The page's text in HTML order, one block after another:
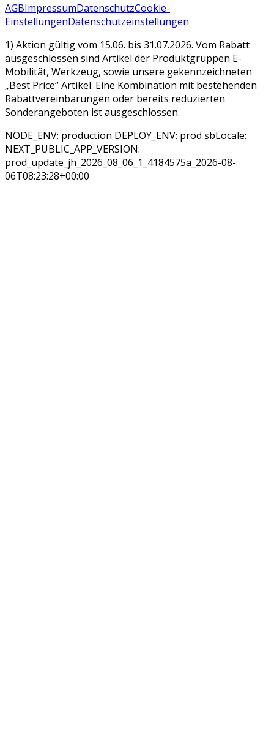
AGBImpressumDatenschutzCookie-
EinstellungenDatenschutzeinstellungen
1) Aktion gültig vom 15.06. bis 31.07.2026. Vom Rabatt
ausgeschlossen sind Artikel der Produktgruppen E-
Mobilität, Werkzeug, sowie unsere gekennzeichneten
„Best Price“ Artikel. Eine Kombination mit bestehenden
Rabattvereinbarungen oder bereits reduzierten
Sonderangeboten ist ausgeschlossen.
NODE_ENV: production DEPLOY_ENV: prod sbLocale:
NEXT_PUBLIC_APP_VERSION:
prod_update_jh_2026_08_06_1_4184575a_2026-08-
06T08:23:28+00:00